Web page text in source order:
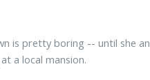
is pretty boring -- until she
a local mansion.